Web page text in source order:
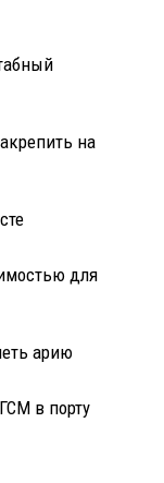
на
для
арию
в порту